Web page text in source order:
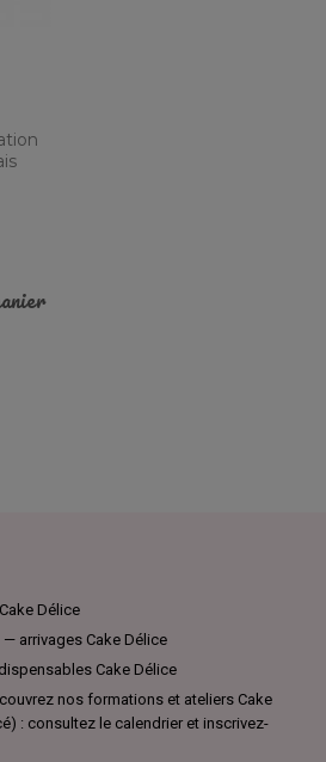
Délice
arrivages Cake Délice
Cake Délice
nos formations et ateliers Cake
: consultez le calendrier et inscrivez-